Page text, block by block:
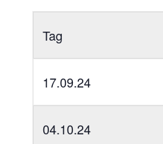
Tag
17.09.24
04.10.24